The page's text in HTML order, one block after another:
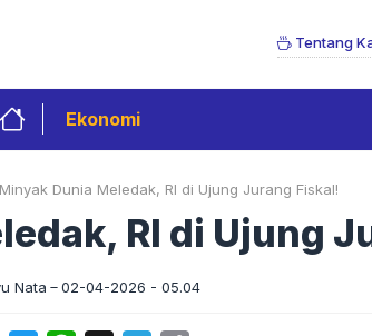
Tentang
Ekonomi
Dunia Meledak, RI di Ujung Jurang Fiskal!
RI di Ujung
Nata 02-04-2026 - 05.04